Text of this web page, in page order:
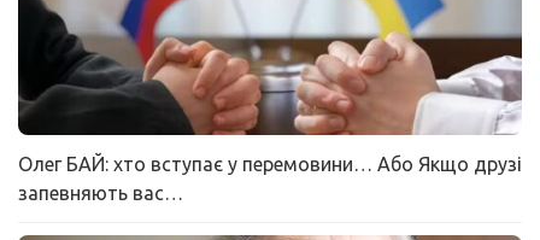
Олег БАЙ: хто вступає у перемовини… Або Якщо друзі
запевняють вас…